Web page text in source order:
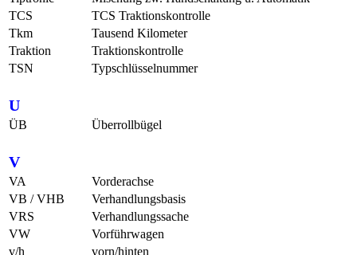
TCS
TCS Traktionskontrolle
Tkm
Tausend Kilometer
Traktion
Traktionskontrolle
TSN
Typschlüsselnummer
U
ÜB Überrollbügel
V
VA
Vorderachse
VB / VHB
Verhandlungsbasis
VRS
Verhandlungssache
VW
Vorführwagen
v/h
vorn/hinten